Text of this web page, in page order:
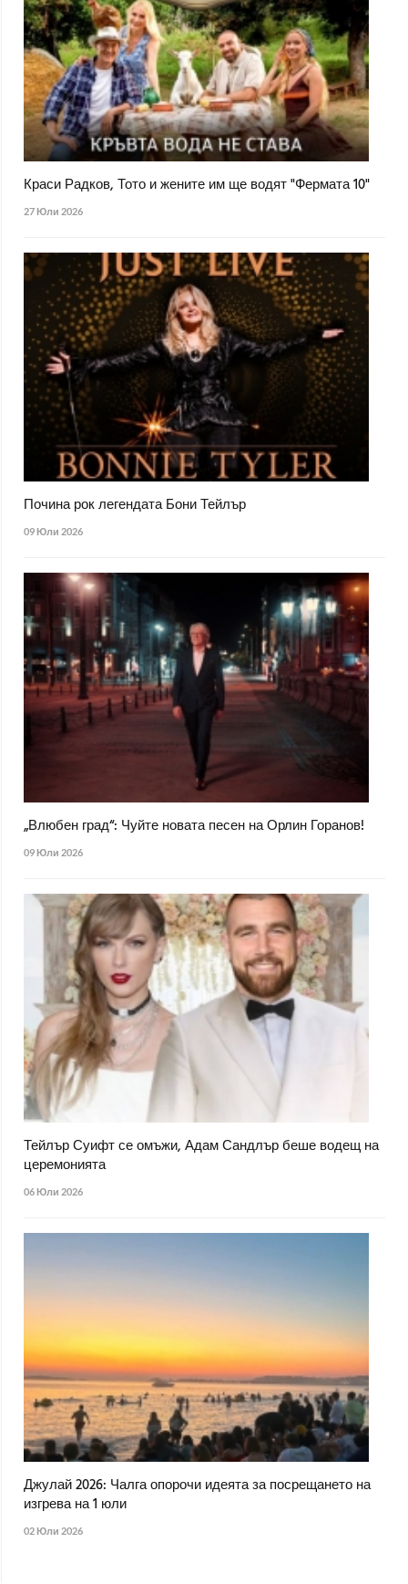
Краси Радков, Тото и жените им ще водят "Фермата 10"
27 Юли 2026
Почина рок легендата Бони Тейлър
09 Юли 2026
„Влюбен град“: Чуйте новата песен на Орлин Горанов!
09 Юли 2026
Тейлър Суифт се омъжи, Адам Сандлър беше водещ на
церемонията
06 Юли 2026
Джулай 2026: Чалга опорочи идеята за посрещането на
изгрева на 1 юли
02 Юли 2026